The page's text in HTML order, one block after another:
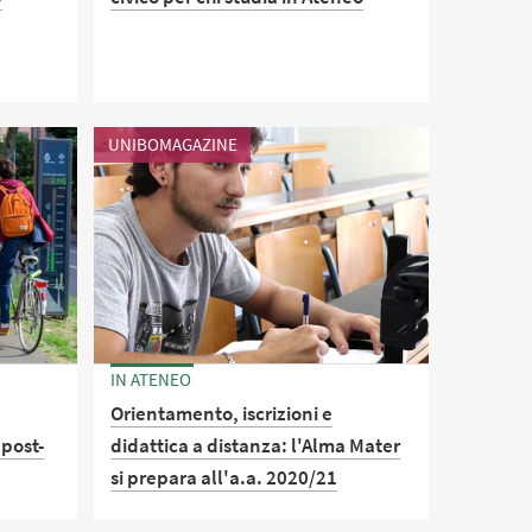
che
chi si è occupato degli altri e dei beni
comuni nel corso degli ultimi mesi e
in piena emergenza COVID-19. Un
questionario intercetterà l'impegno
della comunità studentesca che
prescinde quello di studio e che
costituisce un arricchimento al
percorso formativo
UNIBOMAGAZINE
IN ATENEO
Orientamento, iscrizioni e
didattica a distanza: l'Alma Mater
si prepara all'a.a. 2020/21